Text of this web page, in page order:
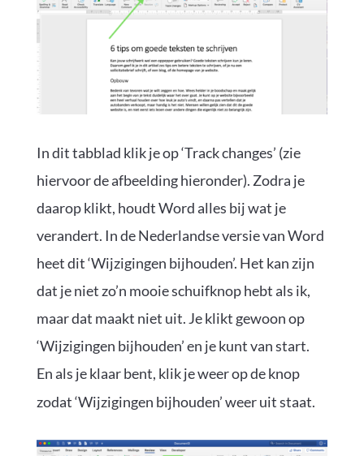
In dit tabblad klik je op ‘Track changes’ (zie
hiervoor de afbeelding hieronder). Zodra je
daarop klikt, houdt Word alles bij wat je
verandert. In de Nederlandse versie van Word
heet dit ‘Wijzigingen bijhouden’. Het kan zijn
dat je niet zo’n mooie schuifknop hebt als ik,
maar dat maakt niet uit. Je klikt gewoon op
‘Wijzigingen bijhouden’ en je kunt van start.
En als je klaar bent, klik je weer op de knop
zodat ‘Wijzigingen bijhouden’ weer uit staat.